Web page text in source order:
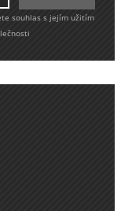
souhlas s jejím užitím